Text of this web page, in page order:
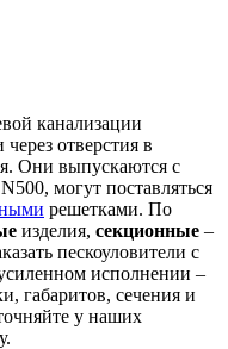
канализации
отверстия в
Они выпускаются с
могут поставляться
решетками. По
изделия, секционные –
пескоуловители с
исполнении –
габаритов, сечения и
у наших